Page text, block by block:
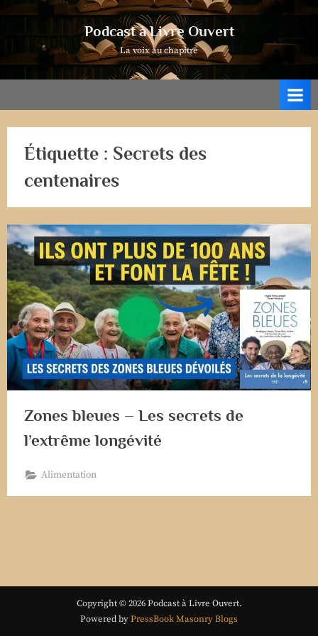
Podcast à Livre Ouvert
La voix au chapitre
Étiquette : Secrets des
centenaires
Zones bleues – Les secrets de
l’extrême longévité
Alimentation
Copyright © 2026 Podcast à Livre Ouvert.
Powered byPressBook Masonry Blogs